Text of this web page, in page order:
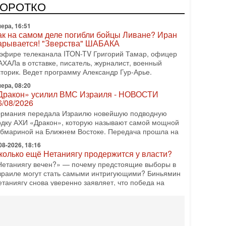
АХИ «Дракон» (Drakon), которая уже стала самой
субмариной в истории ЦАХАЛ. Но почему её
16:51
на самом деле погибли бойцы Ливане? Иран
"Зверства" ШАБАКА
телеканала ITON-TV Григорий Тамар, офицер
в отставке, писатель, журналист, военный
Ведет программу Александр Гур-Арье.
08:20
усилил ВМС Израиля - НОВОСТИ
08/2026
передала Израилю новейшую подводную
АХИ «Дракон», которую называют самой мощной
на Ближнем Востоке. Передача прошла на
2026, 18:16
ещё Нетаниягу продержится у власти?
вечен?» — почему предстоящие выборы в
могут стать самыми интригующими? Биньямин
снова уверенно заявляет, что победа на